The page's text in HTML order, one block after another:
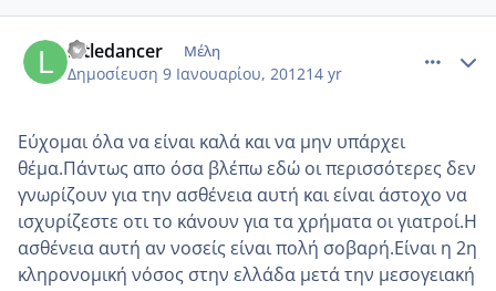
littledancer Μέλη
Δημοσίευση 9 Ιανουαρίου, 201214 yr
Εύχομαι όλα να είναι καλά και να μην υπάρχει
θέμα.Πάντως απο όσα βλέπω εδώ οι περισσότερες δεν
γνωρίζουν για την ασθένεια αυτή και είναι άστοχο να
ισχυρίζεστε οτι το κάνουν για τα χρήματα οι γιατροί.Η
ασθένεια αυτή αν νοσείς είναι πολή σοβαρή.Είναι η 2η
κληρονομική νόσος στην ελλάδα μετά την μεσογειακή